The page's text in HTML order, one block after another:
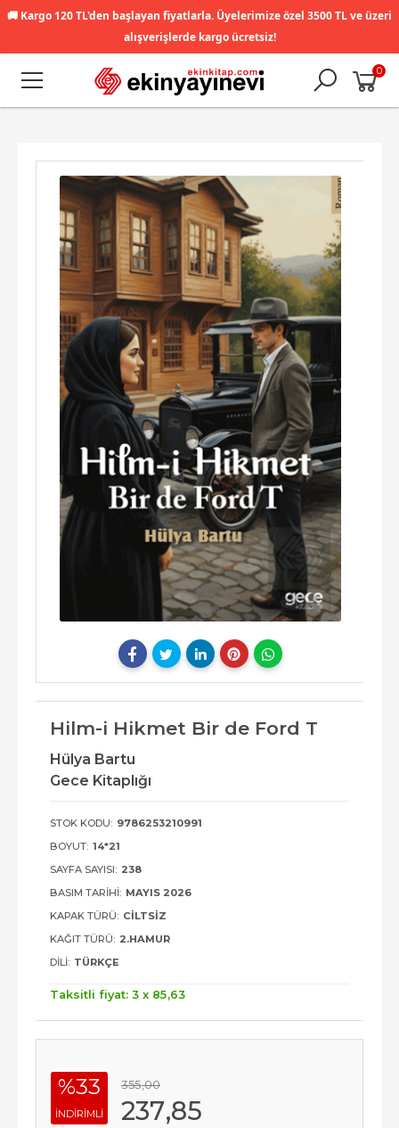
🚚 Kargo 120 TL'den başlayan fiyatlarla. Üyelerimize özel 3500 TL ve üzeri
alışverişlerde kargo ücretsiz!
0
Hilm-i Hikmet Bir de Ford T
Hülya Bartu
Gece Kitaplığı
STOK KODU: 9786253210991
BOYUT: 14*21
SAYFA SAYISI: 238
BASIM TARIHI: MAYIS 2026
KAPAK TÜRÜ: CILTSIZ
KAĞIT TÜRÜ: 2.HAMUR
DILI: TÜRKÇE
Taksitli fiyat: 3 x 85,63
%33
INDIRIMLI
355,00
237,85